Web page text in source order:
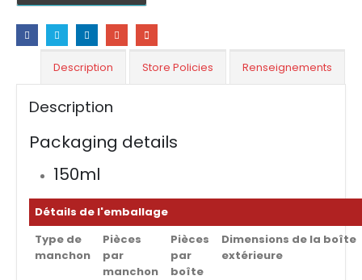
Description Store Policies Renseignements
Description
Packaging details
150ml
Détails de l'emballage
Type de
manchon
Pièces
par
manchon
Pièces
par
boîte
Dimensions de la boîte
extérieure